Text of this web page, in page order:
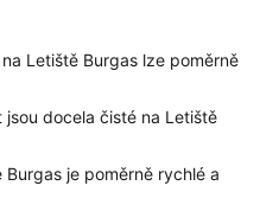
Letiště Burgas lze poměrně
docela čisté na Letiště
je poměrně rychlé a